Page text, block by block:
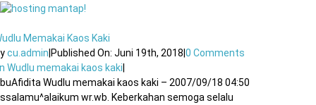
Memakai Kaos Kaki
cu.admin Published On: Juni 19th, 2018 |0 Comments
Wudlu memakai kaos kaki
Wudlu memakai kaos kaki – 2007/09/18 04:50
wr.wb. Keberkahan semoga selalu